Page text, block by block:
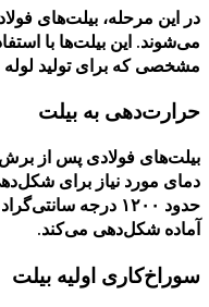
در این مرحله، بیلت‌های
می‌شوند. این بیلت‌ها با
مشخصی که برای تولید
حرارت‌دهی به بیلت
بیلت‌های فولادی پس از
دمای مورد نیاز برای
حدود ۱۲۰۰ درجه
آماده شکل‌دهی می‌کند.
سوراخ‌کاری اولیه بیلت